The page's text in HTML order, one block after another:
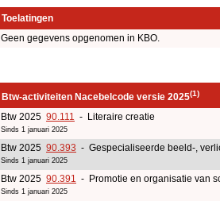
Toelatingen
Geen gegevens opgenomen in KBO.
Btw-activiteiten Nacebelcode versie 2025(1)
Btw 2025 90.111 - Literaire creatie
Sinds 1 januari 2025
Btw 2025 90.393 - Gespecialiseerde beeld-,
Sinds 1 januari 2025
Btw 2025 90.391 - Promotie en organisatie van
Sinds 1 januari 2025